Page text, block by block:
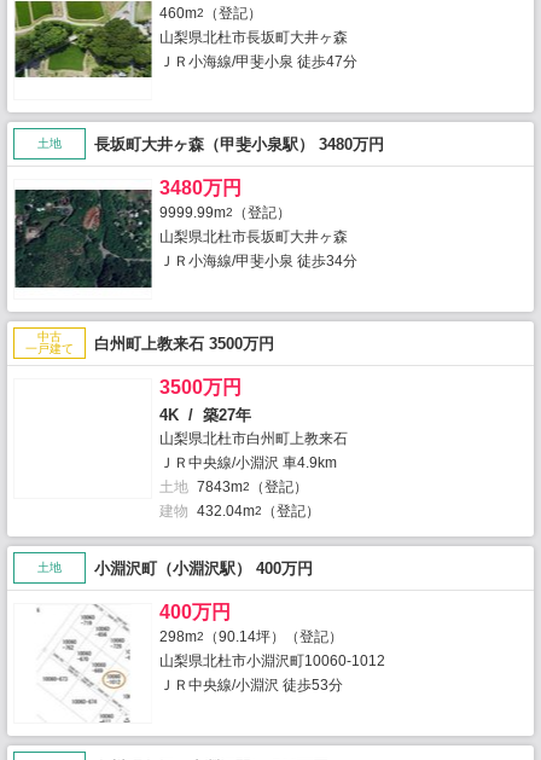
460m2
（登記）
山梨県北杜市長坂町大井ヶ森
ＪＲ小海線/甲斐小泉 徒歩47分
土地 長坂町大井ヶ森（甲斐小泉駅） 3480万円
3480万円
9999.99m2
（登記）
山梨県北杜市長坂町大井ヶ森
ＪＲ小海線/甲斐小泉 徒歩34分
中古
一戸建て
白州町上教来石 3500万円
3500万円
4K / 築27年
山梨県北杜市白州町上教来石
ＪＲ中央線/小淵沢 車4.9km
土地 7843m2
（登記）
建物 432.04m2 （登記）
土地 小淵沢町（小淵沢駅） 400万円
400万円
298m2
（90.14坪）（登記）
山梨県北杜市小淵沢町10060-1012
ＪＲ中央線/小淵沢 徒歩53分